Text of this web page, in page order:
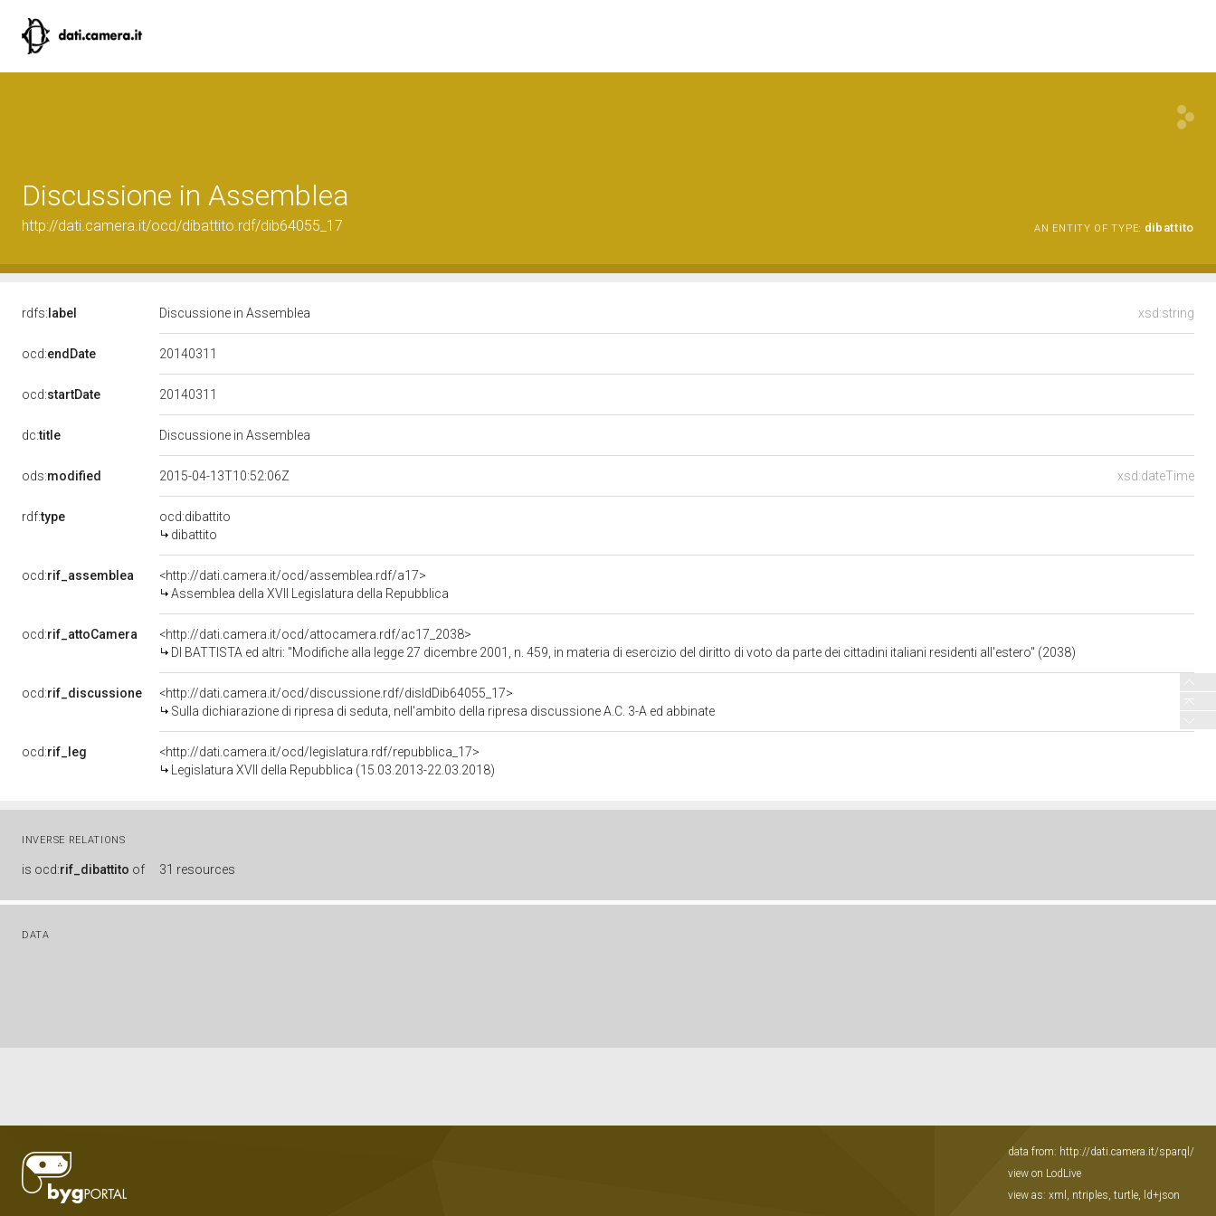
Discussione in Assemblea
http://dati.camera.it/ocd/dibattito.rdf/dib64055_17 AN ENTITY OF TYPE: dibattito
rdfs: label xsd:string
Discussione in Assemblea
ocd:endDate 20140311
ocd:startDate 20140311
dc:title Discussione in Assemblea
ods:modified xsd:dateTime
2015-04-13T10:52:06Z
rdf:type
ocd:dibattito
dibattito
ocd:rif_assemblea
<http://dati.camera.it/ocd/assemblea.rdf/a17>
Assemblea della XVII Legislatura della Repubblica
ocd:rif_attoCamera
<http://dati.camera.it/ocd/attocamera.rdf/ac17_2038>
DI BATTISTA ed altri: "Modifiche alla legge 27 dicembre 2001, n. 459, in materia di esercizio del diritto di voto da parte dei cittadini italiani residenti all'estero" (2038)
ocd:rif_discussione
<http://dati.camera.it/ocd/discussione.rdf/disIdDib64055_17>
Sulla dichiarazione di ripresa di seduta, nell'ambito della ripresa discussione A.C. 3-A ed abbinate
ocd:rif_leg
<http://dati.camera.it/ocd/legislatura.rdf/repubblica_17>
Legislatura XVII della Repubblica (15.03.2013-22.03.2018)
INVERSE RELATIONS
is ocd:rif_dibattito of 31 resources
DATA
data from: http://dati.camera.it/sparql/
view on LodLive
view as: xml , ntriples, turtle, ld+json